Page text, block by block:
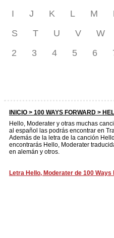
I
J K L M
S
T U V W
2
3 4 5 6
INICIO > 100 WAYS FORWARD >
Hello, Moderater y otras muchas
al español las podrás encontrar en
Además de la letra de la canción
encontrarás Hello, Moderater
en alemán y otros.
Letra Hello, Moderater de 100 Ways